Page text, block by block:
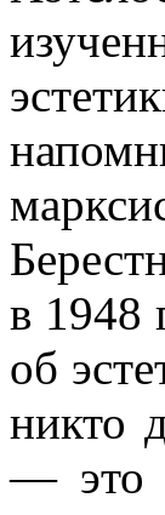
в 1948
об
никто
— это